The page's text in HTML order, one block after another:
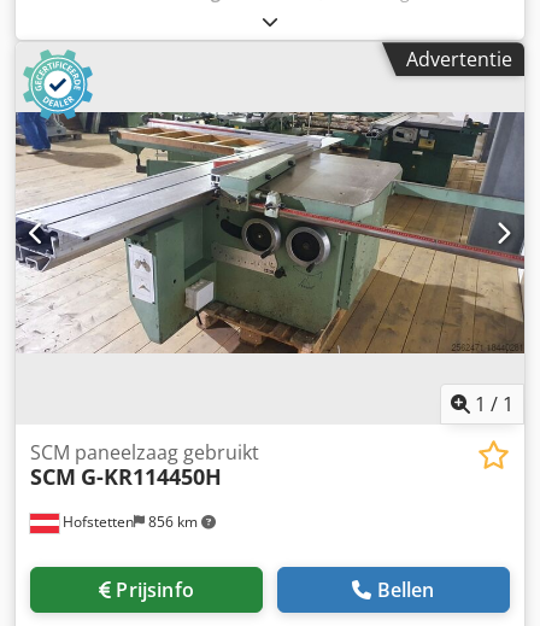
, Te koop: formaatzaag ALTENDORF type F45
ProDrive. De machine verkeert in perfecte staat en moet
gezien worden. De machine kan tot eind augustus 2026 in
gebruik getest worden. Doe een prijsvoorstel. Dwedpfozrtb
Njx Afhsa Beschrijving van de machine: F45 ProDrive,
basismodel CNC, met verticale en kantelbare beweging
van de zaagblad. - Bovenpaneel voor bediening - Motor 5,5
kW - 3.400-5.000 toeren per minuut - 2-assige voorzaag -
CNC-instelling via het paneel - Houder voor aantekeningen
- Zijkantlengte 3200 mm, bedieningsknoppen op de
zijkantlengte - Digitale L-aanslag - uitlezing van 2
aanslagen op de dwarsgeleider - CNC-parallelgeleider
1300 mm - Pneumatische cilinder, incl. afstandsbediening
Advertentie
1 / 1
Hofstetten 856 km
SCM paneelzaag gebruikt
SCM G-KR114450H
Prijsinfo Bellen